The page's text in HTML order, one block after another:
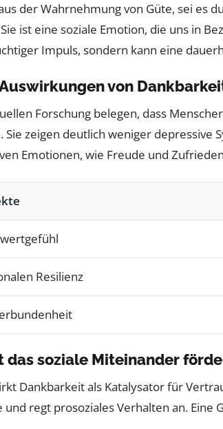
der Wahrnehmung von Güte, sei es
ist eine soziale Emotion, die uns in
Impuls, sondern kann eine
von
Forschung belegen, dass
Sie zeigen deutlich weniger
Emotionen, wie Freude und
Resilienz
das soziale Miteinander
Dankbarkeit als Katalysator für
und regt prosoziales Verhalten an.